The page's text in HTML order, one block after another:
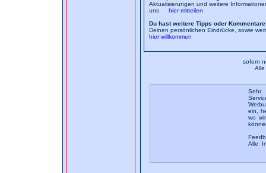
Aktualisierungen und weitere
uns
hier mitteilen
Du hast weitere Tipps oder
Deinen persönlichen Eindrücke, sowie
hier willkommen
sofern
Alle
Sehr
ein,
wo
Alle